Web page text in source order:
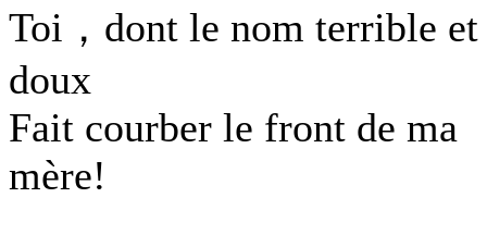
Toi，dont le nom terrible et
doux
Fait courber le front de ma
mère!